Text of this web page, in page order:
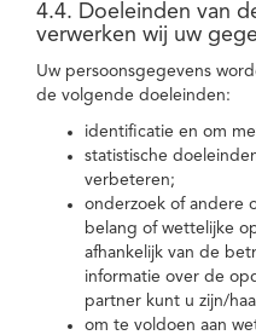
4.4. Doeleinden van
verwerken wij uw
Uw persoonsgegevens
de volgende doeleinden:
identificatie en om
statistische
verbeteren;
onderzoek of andere
belang of wettelijke
afhankelijk van de
informatie over de
partner kunt u zijn/
om te voldoen aan